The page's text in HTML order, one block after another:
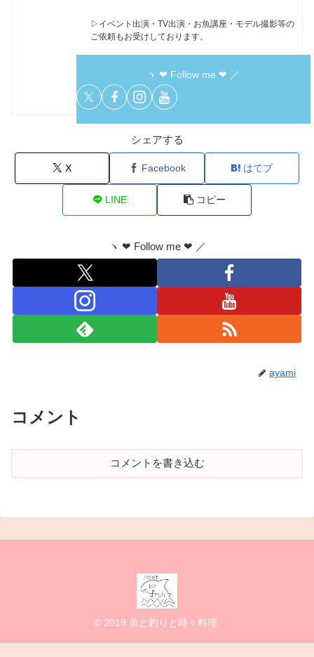
▷イベント出演・TV出演・お魚講座・モデル撮影等の
ご依頼もお受けしております。
ヽ ❤︎ Follow me ❤︎ ／
シェアする
X Facebook はてブ
LINE コピー
ヽ ❤︎ Follow me ❤︎ ／
ayami
コメント
コメントを書き込む
© 2019 魚と釣りと時々料理.